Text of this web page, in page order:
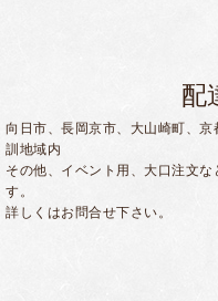
配
向日市、長岡京市、大山崎町、京
訓地域内
その他、イベント用、 大口注文な
す。
詳しくはお問合せ下さい。